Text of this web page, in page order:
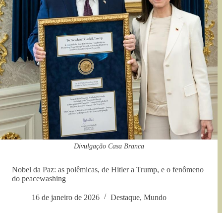
Divulgação Casa Branca
Nobel da Paz: as polêmicas, de Hitler a Trump, e o fenômeno
do peacewashing
16 de janeiro de 2026 Destaque, Mundo